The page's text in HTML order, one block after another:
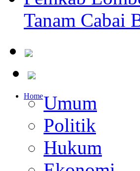
Tanam Cabai
HomeUmum
Politik
Hukum